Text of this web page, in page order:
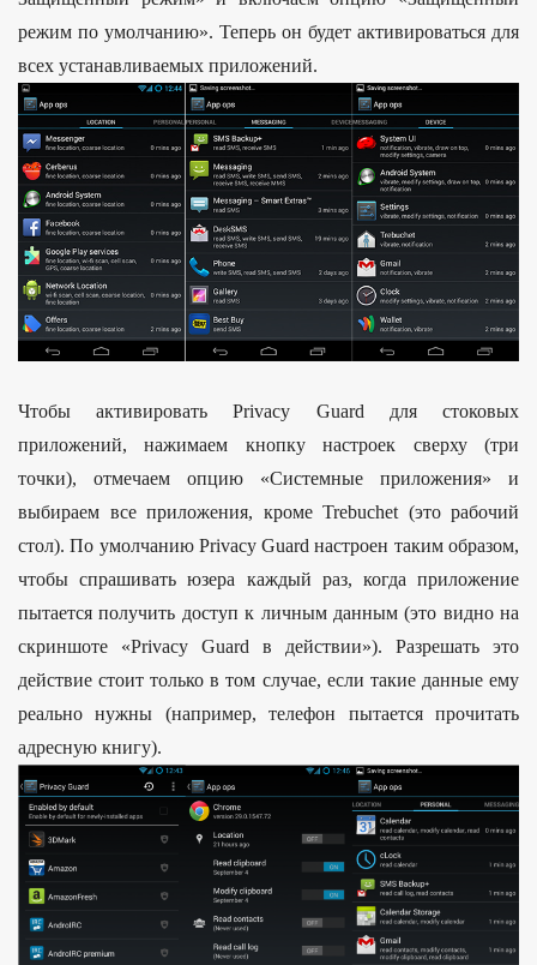
режим по умолчанию». Теперь он будет активироваться для
всех устанавливаемых приложений.
Чтобы активировать Privacy Guard для стоковых
приложений, нажимаем кнопку настроек сверху (три
точки), отмечаем опцию «Системные приложения» и
выбираем все приложения, кроме Trebuchet (это рабочий
стол). По умолчанию Privacy Guard настроен таким образом,
чтобы спрашивать юзера каждый раз, когда приложение
пытается получить доступ к личным данным (это видно на
скриншоте «Privacy Guard в действии»). Разрешать это
действие стоит только в том случае, если такие данные ему
реально нужны (например, телефон пытается прочитать
адресную книгу).